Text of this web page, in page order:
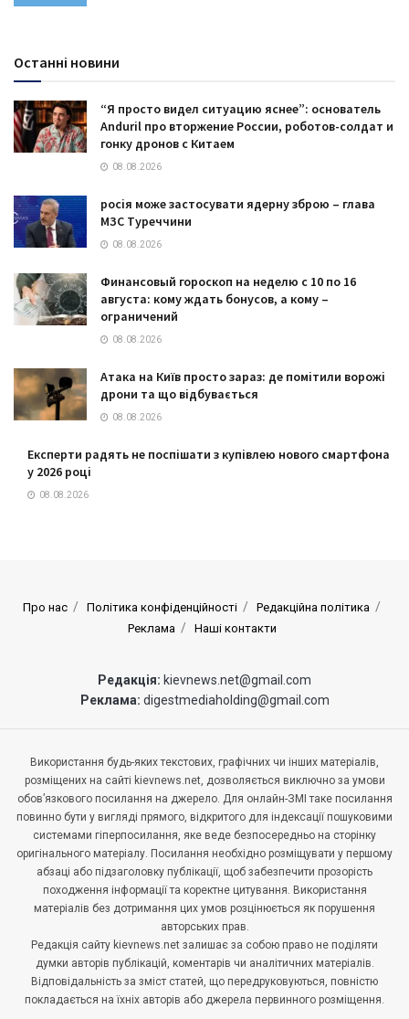
Останні новини
“Я просто видел ситуацию яснее”: основатель
Anduril про вторжение России, роботов-солдат и
гонку дронов с Китаем
08.08.2026
росія може застосувати ядерну зброю – глава
МЗС Туреччини
08.08.2026
Финансовый гороскоп на неделю с 10 по 16
августа: кому ждать бонусов, а кому –
ограничений
08.08.2026
Атака на Київ просто зараз: де помітили ворожі
дрони та що відбувається
08.08.2026
Експерти радять не поспішати з купівлею нового смартфона
у 2026 році
08.08.2026
Про нас Політика конфіденційності
Редакційна політика
Реклама
Наші контакти
Редакція: kievnews.net@gmail.com
Реклама: digestmediaholding@gmail.com
Використання будь-яких текстових, графічних чи інших матеріалів,
розміщених на сайті kievnews.net, дозволяється виключно за умови
обов’язкового посилання на джерело. Для онлайн-ЗМІ таке посилання
повинно бути у вигляді прямого, відкритого для індексації пошуковими
системами гіперпосилання, яке веде безпосередньо на сторінку
оригінального матеріалу. Посилання необхідно розміщувати у першому
абзаці або підзаголовку публікації, щоб забезпечити прозорість
походження інформації та коректне цитування. Використання
матеріалів без дотримання цих умов розцінюється як порушення
авторських прав.
Редакція сайту kievnews.net залишає за собою право не поділяти
думки авторів публікацій, коментарів чи аналітичних матеріалів.
Відповідальність за зміст статей, що передруковуються, повністю
покладається на їхніх авторів або джерела первинного розміщення.